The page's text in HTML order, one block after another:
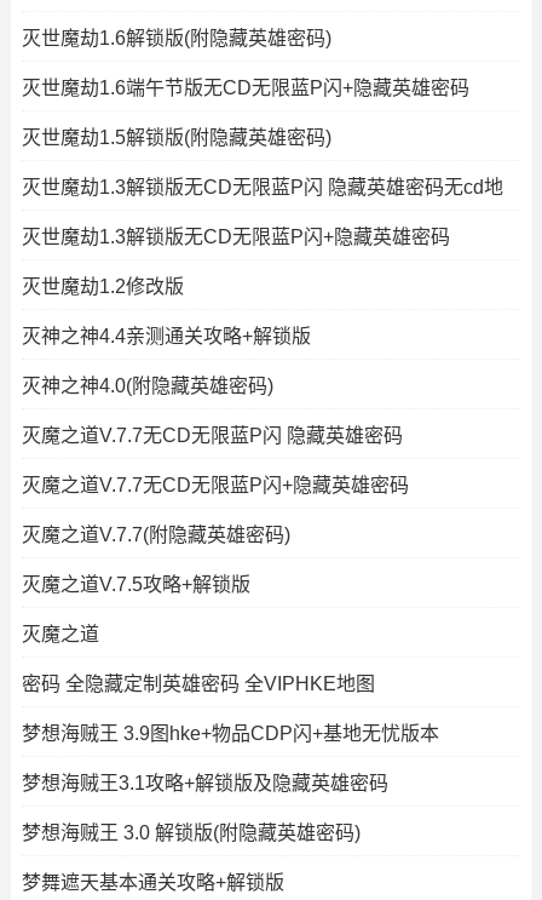
灭世魔劫1.6解锁版(附隐藏英雄密码)
灭世魔劫1.6端午节版无CD无限蓝P闪+隐藏英雄密码
灭世魔劫1.5解锁版(附隐藏英雄密码)
灭世魔劫1.3解锁版无CD无限蓝P闪 隐藏英雄密码无cd地
灭世魔劫1.3解锁版无CD无限蓝P闪+隐藏英雄密码
灭世魔劫1.2修改版
灭神之神4.4亲测通关攻略+解锁版
灭神之神4.0(附隐藏英雄密码)
灭魔之道V.7.7无CD无限蓝P闪 隐藏英雄密码
灭魔之道V.7.7无CD无限蓝P闪+隐藏英雄密码
灭魔之道V.7.7(附隐藏英雄密码)
灭魔之道V.7.5攻略+解锁版
灭魔之道
密码 全隐藏定制英雄密码 全VIPHKE地图
梦想海贼王 3.9图hke+物品CDP闪+基地无忧版本
梦想海贼王3.1攻略+解锁版及隐藏英雄密码
梦想海贼王 3.0 解锁版(附隐藏英雄密码)
梦舞遮天基本通关攻略+解锁版